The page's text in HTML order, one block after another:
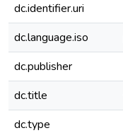
dc.identifier.uri
dc.language.iso
dc.publisher
dc.title
dc.type